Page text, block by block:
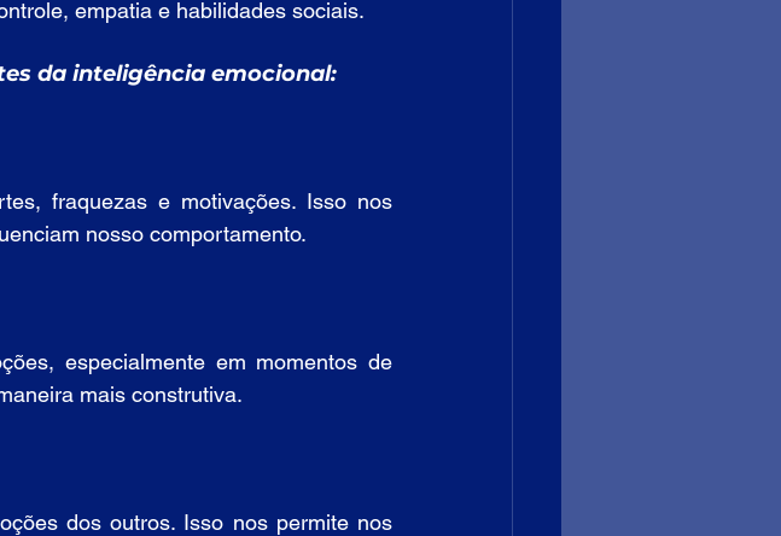
empatia e habilidades sociais.
da inteligência emocional:
fraquezas e motivações. Isso nos
nosso comportamento.
especialmente em momentos de
mais construtiva.
dos outros. Isso nos permite nos